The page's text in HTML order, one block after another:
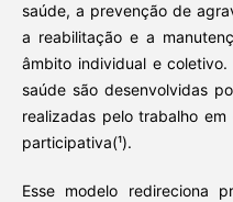
saúde, a prevenção de
a reabilitação e a
âmbito individual e
saúde são desenvolvidas
realizadas pelo trabalho
participativa(¹).
Esse modelo redireciona